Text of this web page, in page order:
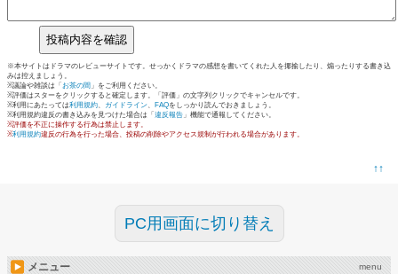
※本サイトはドラマのレビューサイトです。せっかくドラマの感想を書いてくれた人を揶揄したり、煽ったりする書き込
みは控えましょう。
※議論や雑談は「 お茶の間 」をご利用ください。
※評価はスターをクリックすると確定します。「評価」の文字列クリックでキャンセルです。
※利用にあたっては利用規約、 ガイドライン、 FAQをしっかり読んでおきましょう。
※利用規約違反の書き込みを見つけた場合は「 違反報告 」機能で通報してください。
※評価を不正に操作する行為は禁止します。
※利用規約違反の行為を行った場合、投稿の削除やアクセス規制が行われる場合があります。
↑↑
PC用画面に切り替え
メニュー menu